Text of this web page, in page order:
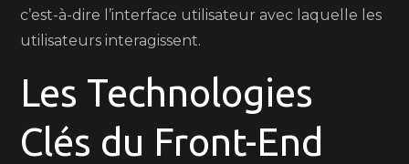
c’est-à-dire l’interface utilisateur avec laquelle les
utilisateurs interagissent.
Les Technologies
Clés du Front-End